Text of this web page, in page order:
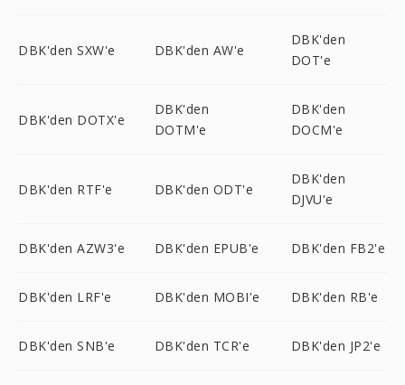
DBK'den SXW'e DBK'den AW'e
DBK'den
DOT'e
DBK'den DOTX'e
DBK'den
DOTM'e
DBK'den
DOCM'e
DBK'den RTF'e DBK'den ODT'e
DBK'den
DJVU'e
DBK'den AZW3'e DBK'den EPUB'e DBK'den FB2'e
DBK'den LRF'e DBK'den MOBI'e DBK'den RB'e
DBK'den SNB'e DBK'den TCR'e DBK'den JP2'e